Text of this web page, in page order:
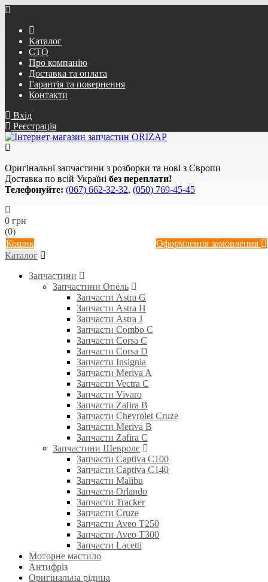
Каталог
СТО
Про компанію
Доставка та оплата
Гарантія та повернення
Контакти
Вхід
Реєстрація
Оригінальні запчастини з розборки та нові з Європи
Доставка по всій Україні без переплати!
Телефонуйте: (067) 662-32-32, (050) 769-45-45
0 грн
(0)
Кошик
Оформлення замовлення
Каталог
Запчастини
Запчастини Опель
Запчасти Astra G
Запчасти Astra H
Запчасти Astra J
Запчасти Combo C
Запчасти Corsa C
Запчасти Corsa D
Запчасти Insignia
Запчасти Meriva A
Запчасти Vectra C
Запчасти Vivaro
Запчасти Zafira B
Запчасти Chevrolet Cruze
Запчасти Meriva B
Запчасти Zafira C
Запчастини Шевролє
Запчасти Captiva C100
Запчасти Captiva C140
Запчасти Malibu
Запчасти Orlando
Запчасти Tracker
Запчасти Cruze
Запчасти Aveo T250
Запчасти Aveo T300
Запчасти Lacetti
Моторне мастило
Антифріз
Оригінальна рідина